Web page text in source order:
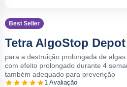
Best Seller
Tetra AlgoStop Depot
para a destruição prolongada de algas
com efeito prolongado durante 4
também adequado para prevenção
1 Avaliação